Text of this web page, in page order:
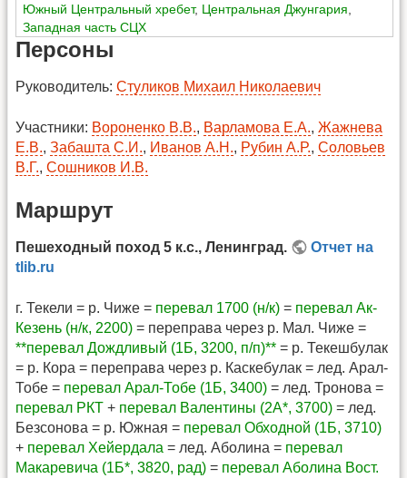
Южный Центральный хребет, Центральная Джунгария,
Западная часть СЦХ
Персоны
Руководитель: Стуликов Михаил Николаевич
Участники: Вороненко В.В., Варламова Е.А., Жажнева
Е.В., Забашта С.И., Иванов А.Н., Рубин А.Р., Соловьев
В.Г., Сошников И.В.
Маршрут
Пешеходный поход 5 к.с., Ленинград.
Отчет на
tlib.ru
г. Текели = р. Чиже = перевал 1700 (н/к) = перевал Ак-
Кезень (н/к, 2200) = переправа через р. Мал. Чиже =
**перевал Дождливый (1Б, 3200, п/п)** = р. Текешбулак
= р. Кора = переправа через р. Каскебулак = лед. Арал-
Тобе = перевал Арал-Тобе (1Б, 3400) = лед. Тронова =
перевал РКТ + перевал Валентины (2А*, 3700) = лед.
Безсонова = р. Южная = перевал Обходной (1Б, 3710)
+ перевал Хейердала = лед. Аболина = перевал
Макаревича (1Б*, 3820, рад) = перевал Аболина Вост.